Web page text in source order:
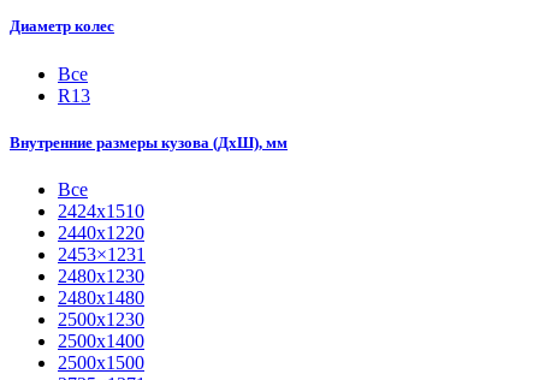
Диаметр колес
Все
R13
Внутренние размеры кузова (ДхШ), мм
Все
2424х1510
2440х1220
2453×1231
2480х1230
2480х1480
2500х1230
2500х1400
2500х1500